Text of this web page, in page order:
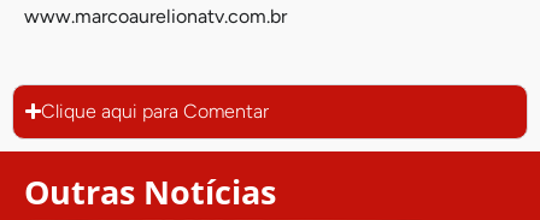
www.marcoaurelionatv.com.br
Clique aqui para Comentar
Outras Notícias